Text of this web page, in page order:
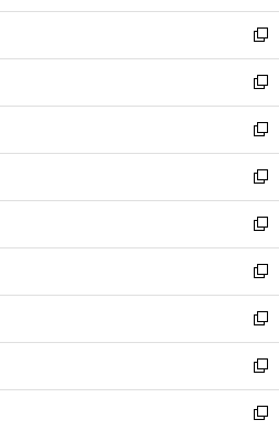
開
く
ウ
で
開
く
ン
ド
ウ
で
開
く
新
し
い
ウ
ィ
ン
ド
ウ
で
開
く
新
し
い
ウ
ィ
ン
ド
ウ
で
開
く
新
し
い
ウ
ィ
ン
ド
ウ
で
開
く
新
し
い
ウ
ィ
ン
ド
ウ
で
開
く
新
し
い
ウ
ィ
ン
ド
ウ
で
新
し
い
ウ
ィ
ン
ド
新
し
い
ウ
ィ
新
し
い
新